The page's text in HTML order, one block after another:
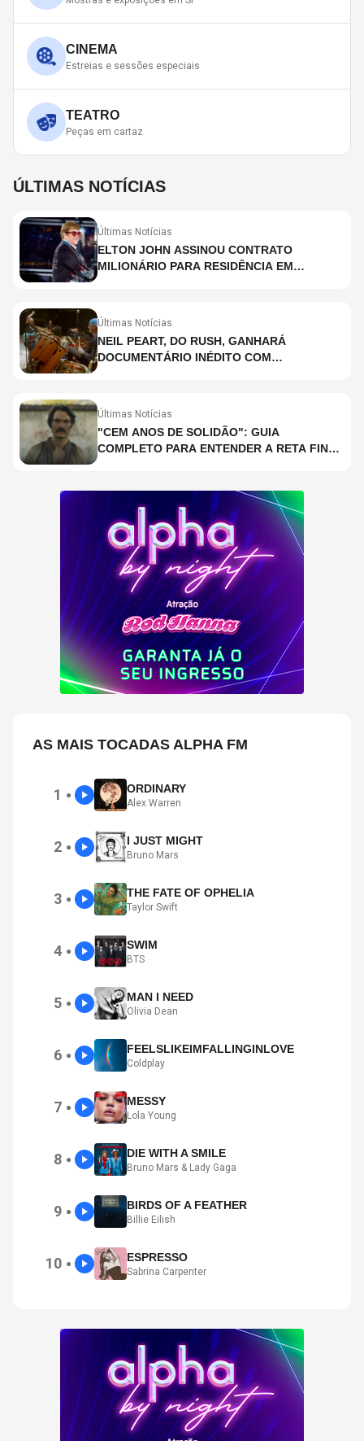
CINEMA
Estreias e sessões especiais
TEATRO
Peças em cartaz
ÚLTIMAS NOTÍCIAS
Últimas Notícias
ELTON JOHN ASSINOU CONTRATO
MILIONÁRIO PARA RESIDÊNCIA EM
Últimas Notícias
NEIL PEART, DO RUSH, GANHARÁ
DOCUMENTÁRIO INÉDITO COM
Últimas Notícias
"CEM ANOS DE SOLIDÃO": GUIA
COMPLETO PARA ENTENDER A RETA FINAL
AS MAIS TOCADAS ALPHA FM
1 ● ORDINARY
Alex Warren
2 ● I JUST MIGHT
Bruno Mars
3 ● THE FATE OF OPHELIA
Taylor Swift
4 ● SWIM
BTS
5 ● MAN I NEED
Olivia Dean
6 ● FEELSLIKEIMFALLINGINLOVE
Coldplay
7 ● MESSY
Lola Young
8 ● DIE WITH A SMILE
Bruno Mars & Lady Gaga
9 ● BIRDS OF A FEATHER
Billie Eilish
10 ● ESPRESSO
Sabrina Carpenter